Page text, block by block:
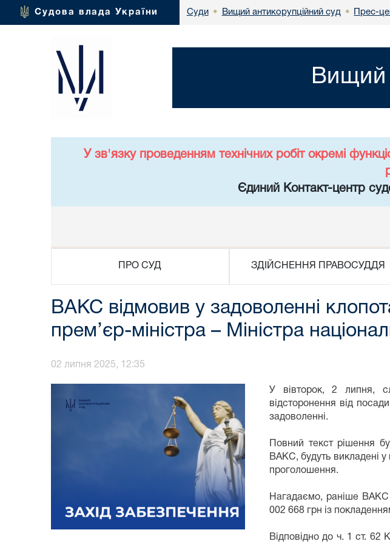
Судова влада України Суди • Вищий антикорупційний суд • Прес-
Вищий
У зв'язку проведенням технічних робіт окремі
Єдиний Контакт-центр
ПРО СУД ЗДІЙСНЕННЯ ПРАВОСУДДЯ
ВАКС відмовив у задоволенні
прем’єр-міністра – Міністра
02 липня 2025, 12:35
У вівторок, 2 липня,
відсторонення від
задоволенні.
Повний текст рішення
ВАКС, будуть викладені у
проголошення.
Нагадаємо, раніше ВАКС
002 668 грн із
Відповідно до ч. 1 ст. 62